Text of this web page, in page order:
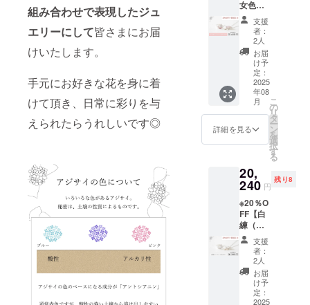
組み合わせで表現したジュ
エリーにして皆さまにお届
けいたします。
手元にお好きな花を身に着
けて頂き、日常に彩りを与
えられたらうれしいです◎
手にす
るのは
唯一の
アイテ
ムとご
理解頂
けると
幸いで
す。ど
んな瓶
覗リン
グが手
元に届
くのか
にして
頂けれ
ばと思
いま
す。 ま
た、中
には自
然のク
ラック
やカ
ケ、イ
ンク
ルー
を損な
うもの
を除い
て使用
いたし
ますの
でご理
解ご了
承くだ
さいま
せ。
には自
然のク
ラック
やカ
ケ、イ
ンク
ルー
ジョン
がある
ます。
極端に
を損な
うもの
を除い
て使用
いたし
ますの
でご理
解ご了
承くだ
さいま
せ。
ターン
購入を
お願い
いたし
ます。
ただ一
つとし
て同じ
あじさ
いリン
いと言
えま
にする
のは唯
一のア
イテム
とご理
解頂け
ると幸
いで
す。 ま
た、中
には自
然のク
コー
ティン
グ） ■
チェー
ン長
さ：最
45cm（
長さ調
整可能
イド
ボール
項※ 天
然石
ラーや
濃淡に
個性が
ありま
す。サ
ンプル
とまっ
たく同
じ色味
2.5mm
×2pc ■
リング
サイ
ズ：1～
30号か
ら選択
（オプ
ション
で必ず
選択く
ださ
金：
SILVER
ジウム
コー
ティン
グ） ■
チェー
ン長
さ：最
45cm（
石：ピ
ンクア
メジス
4mm×1
ロード
ライト
ガー
ネット
ア
メジス
ト
3mm×1
pc
ローズ
クォー
ツ
2.5mm
×2pc ■
女色
（おと
めい
ろ）限
定セッ
ト】あ
じさい
リング
＆ネッ
クレス
計2点
セット
■地金：
SILVER
925（ロ
ジウム
コー
ティン
グ） ■
天然
石：
ローズ
クォー
4mm×1
支援
者：
2人
お届
け予
定：
2025
年08
月
詳細を見る
こ
の
リ
タ
ー
ン
を
選
択
す
る
20,
240 円
残り8
※20％O
FF【白
練（し
ろね
り）限
定セッ
ト】あ
じさい
リング
＆ネッ
支援
者：
2人
お届
け予
定：
2025